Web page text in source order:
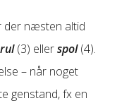
der næsten altid
rul(3) ellerspol(4).
– når noget
genstand, fx en